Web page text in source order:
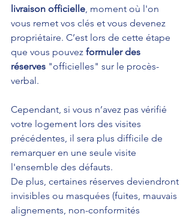
livraison officielle, moment où l'on
vous remet vos clés et vous devenez
propriétaire. C’est lors de cette étape
que vous pouvez formuler des
réserves "officielles" sur le procès-
verbal.
Cependant, si vous n’avez pas vérifié
votre logement lors des visites
précédentes, il sera plus difficile de
remarquer en une seule visite
l'ensemble des défauts.
De plus, certaines réserves deviendront
invisibles ou masquées (fuites, mauvais
alignements, non-conformités